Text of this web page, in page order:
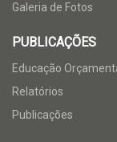
Galeria de Fotos
PUBLICAÇÕES
Educação
Relatórios
Publicações